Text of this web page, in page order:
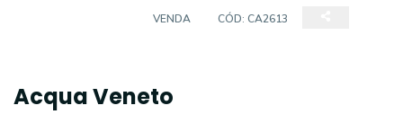
VENDA CÓD: CA2613
Acqua Veneto